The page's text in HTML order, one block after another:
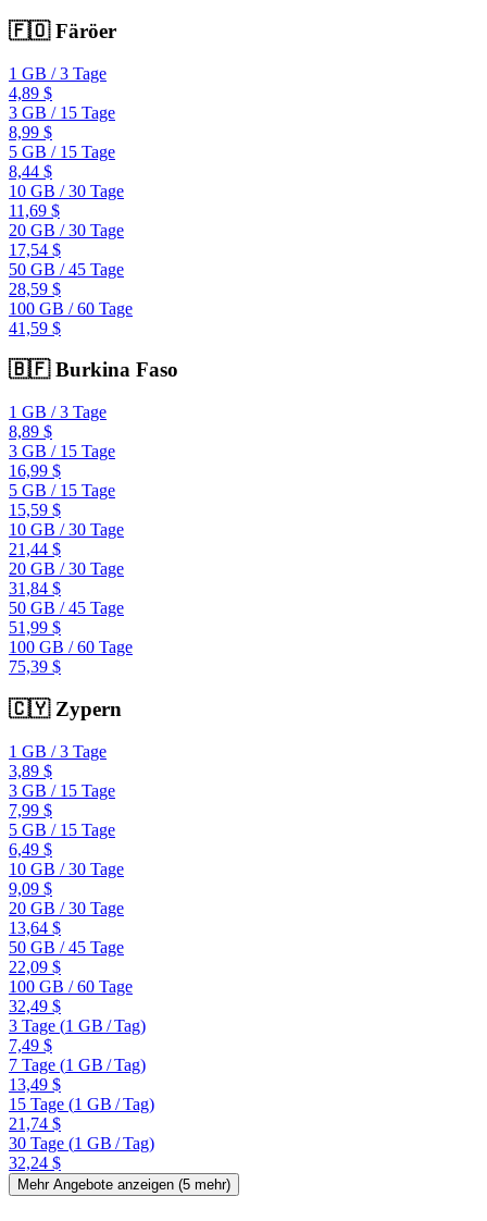
🇫🇴Färöer
1 GB /3 Tage
4,89 $
3 GB /15 Tage
8,99 $
5 GB /15 Tage
8,44 $
10 GB /30 Tage
11,69 $
20 GB /30 Tage
17,54 $
50 GB /45 Tage
28,59 $
100 GB /60 Tage
41,59 $
🇧🇫Burkina Faso
1 GB /3 Tage
8,89 $
3 GB /15 Tage
16,99 $
5 GB /15 Tage
15,59 $
10 GB /30 Tage
21,44 $
20 GB /30 Tage
31,84 $
50 GB /45 Tage
51,99 $
100 GB /60 Tage
75,39 $
🇨🇾Zypern
1 GB /3 Tage
3,89 $
3 GB /15 Tage
7,99 $
5 GB /15 Tage
6,49 $
10 GB /30 Tage
9,09 $
20 GB /30 Tage
13,64 $
50 GB /45 Tage
22,09 $
100 GB /60 Tage
32,49 $
3 Tage (1 GB /Tag)
7,49 $
7 Tage (1 GB /Tag)
13,49 $
15 Tage (1 GB /Tag)
21,74 $
30 Tage (1 GB /Tag)
32,24 $
Mehr Angebote anzeigen (5 mehr)